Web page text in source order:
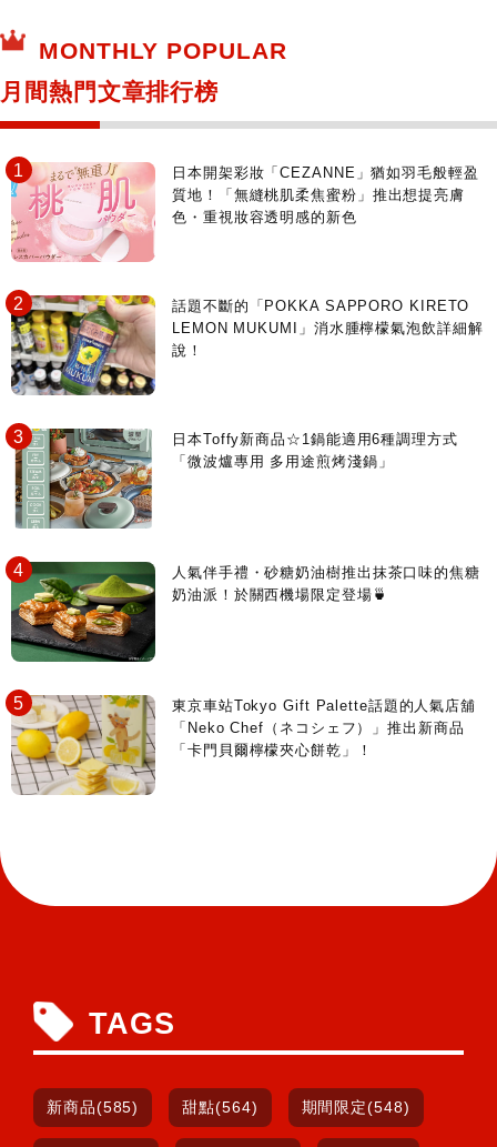
MONTHLY POPULAR
月間熱門文章排行榜
日本開架彩妝「CEZANNE」猶如羽毛般輕盈
質地！「無縫桃肌柔焦蜜粉」推出想提亮膚
色・重視妝容透明感的新色
話題不斷的「POKKA SAPPORO KIRETO
LEMON MUKUMI」消水腫檸檬氣泡飲詳細解
說！
日本Toffy新商品☆1鍋能適用6種調理方式
「微波爐專用 多用途煎烤淺鍋」
人氣伴手禮・砂糖奶油樹推出抹茶口味的焦糖
奶油派！於關西機場限定登場🍵
東京車站Tokyo Gift Palette話題的人氣店舖
「Neko Chef（ネコシェフ）」推出新商品
「卡門貝爾檸檬夾心餅乾」！
TAGS
新商品(585) 甜點(564) 期間限定(548)